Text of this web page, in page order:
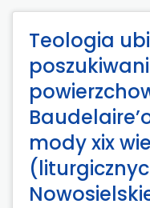
Teologia
mody xix